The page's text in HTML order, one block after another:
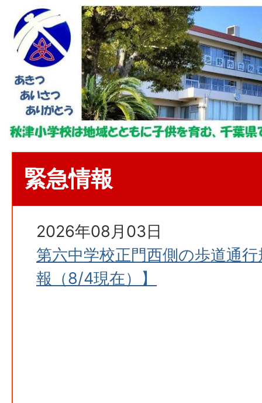
緊急情報
2026年08月03日
第六中学校正門西側の歩道通
報（8/4現在）】